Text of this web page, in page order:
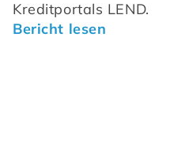
Bericht lesen